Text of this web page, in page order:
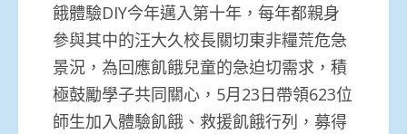
餓體驗DIY今年邁入第十年，每年都親身
參與其中的汪大久校長關切東非糧荒危急
景況，為回應飢餓兒童的急迫切需求，積
極鼓勵學子共同關心，5月23日帶領623位
師生加入體驗飢餓、救援飢餓行列，募得